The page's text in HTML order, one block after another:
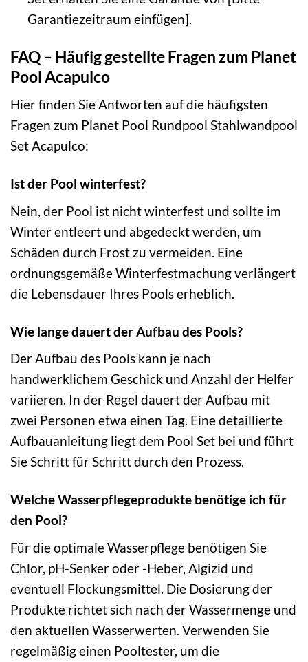
Garantiezeitraum einfügen].
FAQ – Häufig gestellte Fragen zum Planet
Pool Acapulco
Hier finden Sie Antworten auf die häufigsten
Fragen zum Planet Pool Rundpool Stahlwandpool
Set Acapulco:
Ist der Pool winterfest?
Nein, der Pool ist nicht winterfest und sollte im
Winter entleert und abgedeckt werden, um
Schäden durch Frost zu vermeiden. Eine
ordnungsgemäße Winterfestmachung verlängert
die Lebensdauer Ihres Pools erheblich.
Wie lange dauert der Aufbau des Pools?
Der Aufbau des Pools kann je nach
handwerklichem Geschick und Anzahl der Helfer
variieren. In der Regel dauert der Aufbau mit
zwei Personen etwa einen Tag. Eine detaillierte
Aufbauanleitung liegt dem Pool Set bei und führt
Sie Schritt für Schritt durch den Prozess.
Welche Wasserpflegeprodukte benötige ich für
den Pool?
Für die optimale Wasserpflege benötigen Sie
Chlor, pH-Senker oder -Heber, Algizid und
eventuell Flockungsmittel. Die Dosierung der
Produkte richtet sich nach der Wassermenge und
den aktuellen Wasserwerten. Verwenden Sie
regelmäßig einen Pooltester, um die